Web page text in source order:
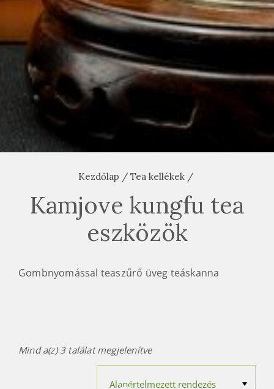
Kezdőlap / Tea kellékek /
Kamjove kungfu tea
eszközök
Gombnyomással teaszűrő üveg teáskanna
Mind a(z) 3 találat megjelenítve